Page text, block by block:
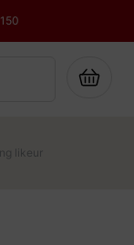
Cart
likeur